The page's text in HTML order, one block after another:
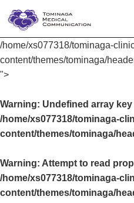
/home/xs077318/tominaga-
content/themes/tominaga/
">
Warning: Undefined array key
/home/xs077318/tominaga-
content/themes/tominaga/
Warning: Attempt to read
/home/xs077318/tominaga-
content/themes/tominaga/